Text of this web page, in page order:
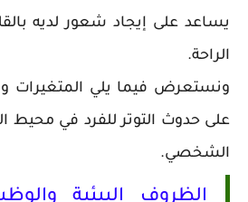
يساعد على إيجاد شعور لديه
الراحة.
ونستعرض فيما يلي المتغيرات
على حدوث التوتر للفرد في محيط
الشخصي.
الظروف البيئية